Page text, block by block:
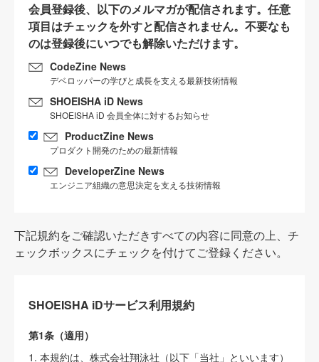
会員登録後、以下のメルマガが配信されます。任意
項目はチェックを外すと配信されません。不要なも
のは登録後にいつでも解除いただけます。
CodeZine News
デベロッパーの学びと成長を支える最新技術情報
SHOEISHA iD News
SHOEISHA iD 会員全体に対するお知らせ
ProductZine News
プロダクト開発のための最新情報
DeveloperZine News
エンジニア組織の意思決定を支える技術情報
下記規約をご確認いただきすべての内容に同意の上、チ
ェックボックスにチェックを付けてご登録ください。
SHOEISHA iDサービス利用規約
第1条（適用）
1. 本規約は、株式会社翔泳社（以下「当社」といいます）